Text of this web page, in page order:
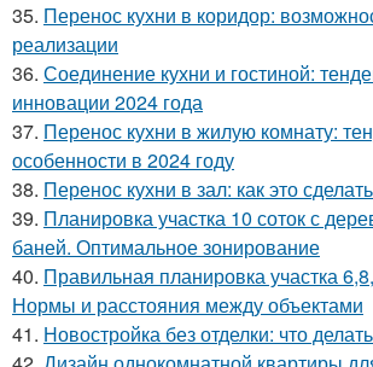
35. Перенос кухни в коридор:
реализации
36. Соединение кухни и гостиной:
инновации 2024 года
37. Перенос кухни в жилую комнату:
особенности в 2024 году
38. Перенос кухни в зал: как это
39. Планировка участка 10 соток с
баней. Оптимальное зонирование
40. Правильная планировка участка
Нормы и расстояния между объектами
41. Новостройка без отделки: что